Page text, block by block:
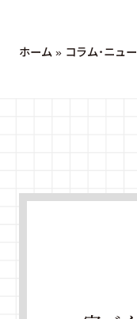
ホーム » コラム・ニュ